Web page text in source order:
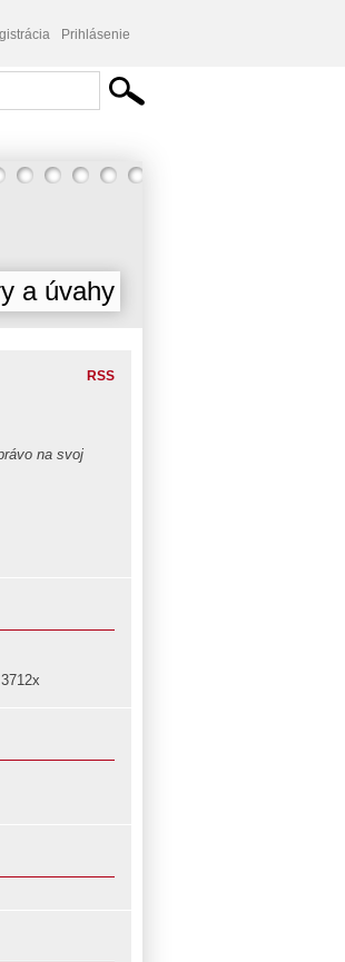
Prihlásenie
a úvahy
RSS
na svoj